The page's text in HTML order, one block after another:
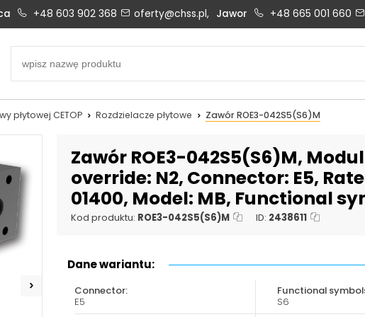
Biuro obsługi klienta:
+48 603 902 368
+48 603 902 368
250
288
Uszczelnienia techniczne:
+48 669 834 274
Magazyn 24H:
+48 731 349 406
+48 603 902 368 oferty@chss.pl, Jawor +48 665 001 660
płytowej CETOP Rozdzielacze płytowe Zawór ROE3-042S5(S6)M
Zawór ROE3-042S5(S6)M,
override: N2, Connector: E5,
01400, Model: MB, Functional
Kod produktu: ROE3-042S5(S6)M ID: 2438611
Dane wariantu:
Connector:
E5
Functional
S6